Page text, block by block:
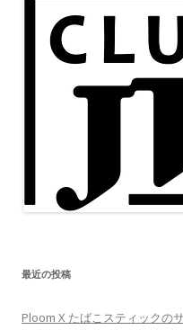
最近の投稿
Ploom X たばこスティックの